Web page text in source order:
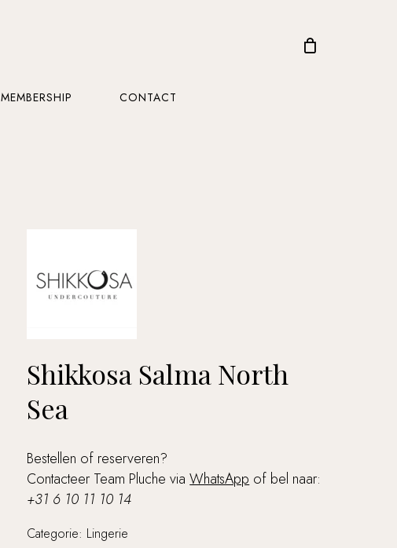
MEMBERSHIP CONTACT
Shikkosa Salma North
Sea
Bestellen of reserveren?
Contacteer Team Pluche viaWhatsApp of bel naar:
+31 6 10 11 10 14
Categorie: Lingerie